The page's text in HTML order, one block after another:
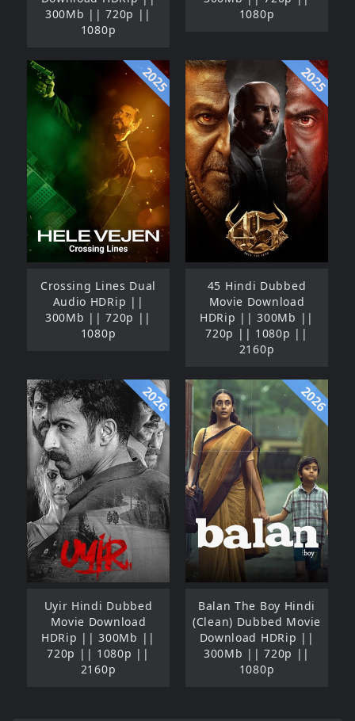
300Mb || 720p ||
1080p
1080p
2025
Crossing Lines Dual
Audio HDRip ||
300Mb || 720p ||
1080p
2025
45 Hindi Dubbed
Movie Download
HDRip || 300Mb ||
720p || 1080p ||
2160p
2026
Uyir Hindi Dubbed
Movie Download
HDRip || 300Mb ||
720p || 1080p ||
2160p
2026
Balan The Boy Hindi
(Clean) Dubbed Movie
Download HDRip ||
300Mb || 720p ||
1080p